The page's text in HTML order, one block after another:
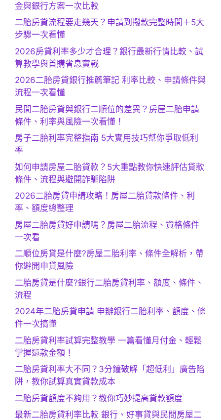
金與銀行方案一次比較
二胎房貸流程要走幾天？申請到撥款完整時間＋5大
步驟一次看懂
2026房貸利率多少才合理？銀行最新行情比較、試
算教學與首購省息實戰
2026二胎房貸銀行推薦筆記 利率比較、申請條件與
流程一次看懂
民間二胎房貸與銀行二順位的差異？房屋二胎申請
條件、利率與風險一次看懂！
房子二胎利率完整指南 5大實用技巧幫你爭取低利
率
如何申請房屋二胎貸款？5大重點教你快速評估貸款
條件、流程與避開詐騙陷阱
2026二胎房貸申請攻略！房屋二胎貸款條件、利
率、額度總整理
房屋二胎房貸好申請嗎？房屋二胎流程、資格條件
一次看
二順位房貸是什麼?房屋二胎利率、條件全解析，帶
你避開申貸風險
二胎房貸是什麼?銀行二胎房貸利率、額度、條件、
流程
2024年二胎房貸申請 申辦銀行二胎利率、額度、條
件一次搞懂
二胎房貸利率試算完整教學 一篇看懂月付金、輕鬆
掌握還款金額！
二胎房貸利率大不同？3分鐘破解「超低利」廣告陷
阱，教你試算真實貸款成本
二胎房貸額度不夠用？教你巧妙提高貸款額度
最新二胎房貸利率比較 銀行、好事貸與民間房屋二